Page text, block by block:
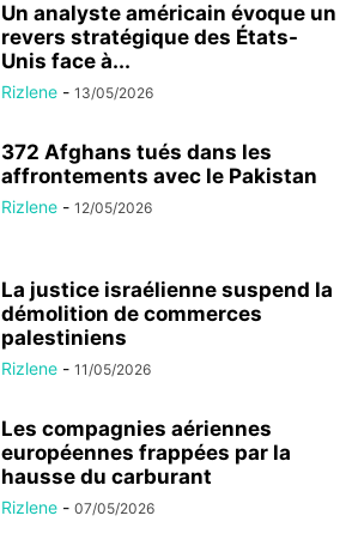
Un analyste américain évoque un
revers stratégique des États-
Unis face à...
Rizlene - 13/05/2026
372 Afghans tués dans les
affrontements avec le Pakistan
Rizlene - 12/05/2026
La justice israélienne suspend la
démolition de commerces
palestiniens
Rizlene - 11/05/2026
Les compagnies aériennes
européennes frappées par la
hausse du carburant
Rizlene - 07/05/2026